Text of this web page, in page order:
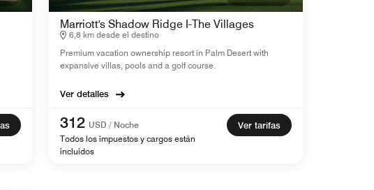
Marriott's Shadow Ridge I-The Villages
6,8 km desde el destino
Premium vacation ownership resort in Palm Desert with
expansive villas, pools and a golf course.
Ver detalles
312 USD / Noche
Todos los impuestos y cargos están
incluidos
Ver tarifas